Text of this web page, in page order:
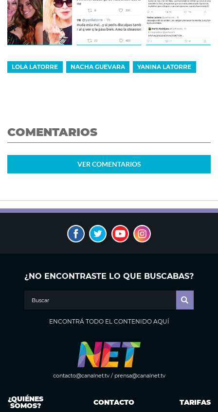
LOLA LATORRE NACHA GUEVARA YANINA LATORRE
COMENTARIOS
VERCOMENTARIOS
¿NO ENCONTRASTE LO QUE BUSCABAS?
ENCONTRÁ TODO EL CONTENIDO AQUÍ
contacto@canalnet.tv/ prensa@canalnet.tv
¿QUIÉNES
SOMOS? CONTACTO TARIFAS